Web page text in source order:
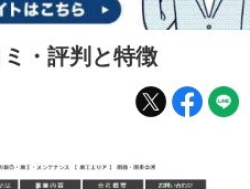
・評判と特徴